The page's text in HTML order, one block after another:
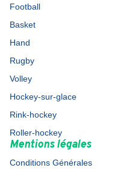
Football
Basket
Hand
Rugby
Volley
Hockey-sur-glace
Rink-hockey
Roller-hockey
Mentions légales
Conditions Générales